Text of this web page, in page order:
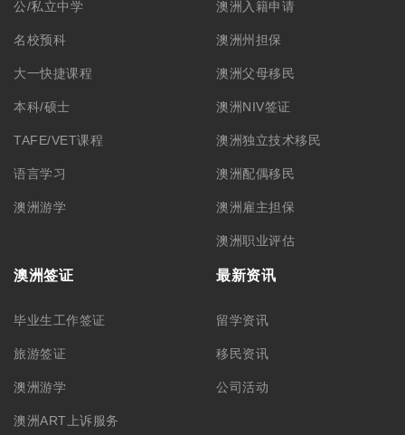
公/私立中学
名校预科
大一快捷课程
本科/硕士
TAFE/VET课程
语言学习
澳洲游学
澳洲入籍申请
澳洲州担保
澳洲父母移民
澳洲NIV签证
澳洲独立技术移民
澳洲配偶移民
澳洲雇主担保
澳洲职业评估
澳洲签证
毕业生工作签证
旅游签证
澳洲游学
澳洲ART上诉服务
最新资讯
留学资讯
移民资讯
公司活动